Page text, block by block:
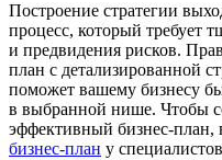
Построение стратегии
процесс, который требует
и предвидения рисков.
план с детализированной
поможет вашему бизнесу
в выбранной нише. Чтобы
эффективный бизнес-план,
бизнес-план у